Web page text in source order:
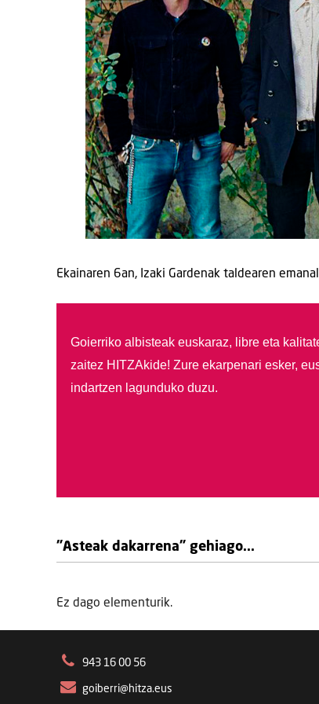
Ekainaren 6an, Izaki Gardenak taldearen
Goierriko albisteak euskaraz, libre eta
zaitez HITZAkide! Zure ekarpenari esker,
indartzen lagunduko duzu.
"Asteak dakarrena" gehiago...
Ez dago elementurik.
943 16 00 56
goiberri@hitza.eus